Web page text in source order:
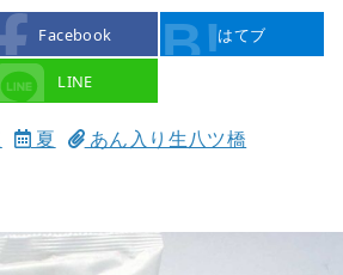
Facebook はてブ
LINE
夏 あん入り生八ツ橋